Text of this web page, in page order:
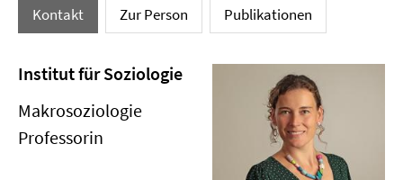
Kontakt Zur Person Publikationen
Institut für Soziologie
Makrosoziologie
Professorin